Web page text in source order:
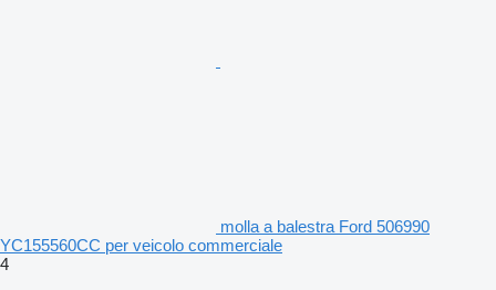
molla a balestra Ford 506990
YC155560CC per veicolo commerciale
4